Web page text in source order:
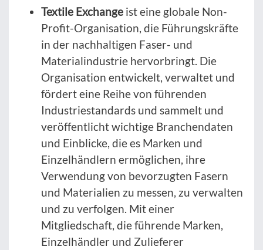
Textile Exchange ist eine globale Non-
Profit-Organisation, die Führungskräfte
in der nachhaltigen Faser- und
Materialindustrie hervorbringt. Die
Organisation entwickelt, verwaltet und
fördert eine Reihe von führenden
Industriestandards und sammelt und
veröffentlicht wichtige Branchendaten
und Einblicke, die es Marken und
Einzelhändlern ermöglichen, ihre
Verwendung von bevorzugten Fasern
und Materialien zu messen, zu verwalten
und zu verfolgen. Mit einer
Mitgliedschaft, die führende Marken,
Einzelhändler und Zulieferer